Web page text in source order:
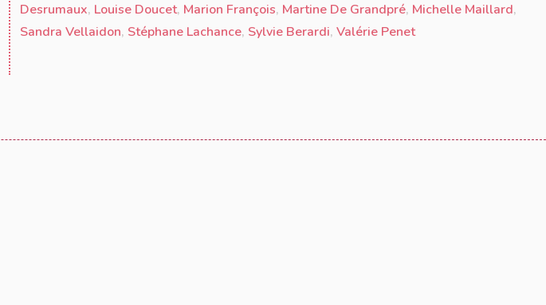
Desrumaux, Louise Doucet, Marion François, Martine De Grandpré, Michelle Maillard,
Sandra Vellaidon, Stéphane Lachance, Sylvie Berardi, Valérie Penet